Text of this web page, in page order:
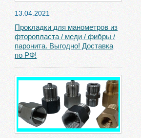
13.04.2021
Прокладки для манометров из
фторопласта / меди / фибры /
паронита. Выгодно! Доставка
по РФ!